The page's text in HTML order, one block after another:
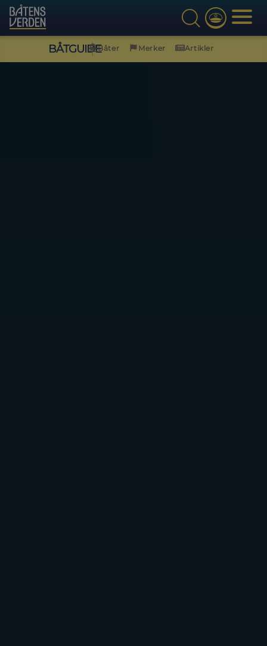
BÅTGUIDEBåter Merker Artikler